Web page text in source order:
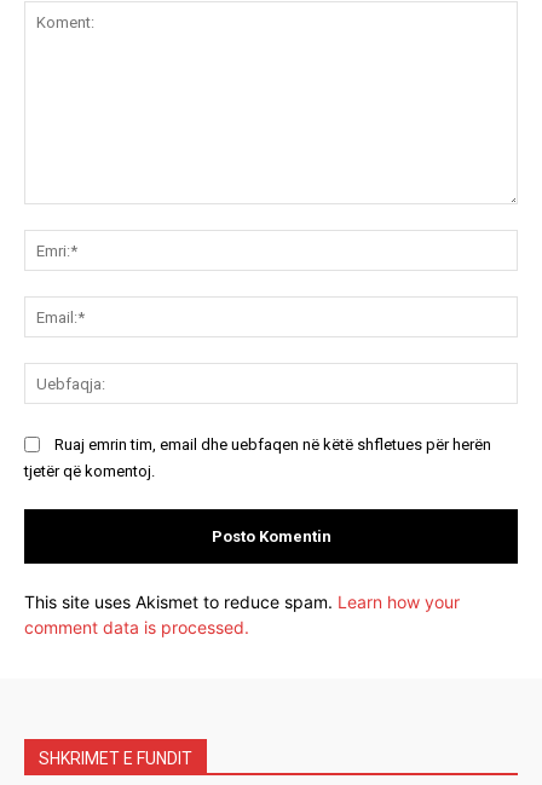
Ruaj emrin tim, email dhe uebfaqen në këtë shfletues për herën
tjetër që komentoj.
This site uses Akismet to reduce spam. Learn how your
comment data is processed.
SHKRIMET E FUNDIT